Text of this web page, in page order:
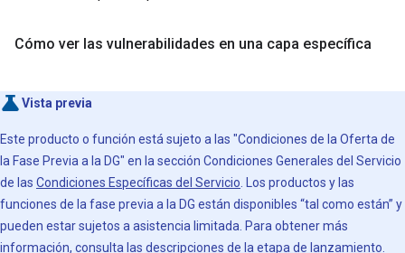
Cómo ver las vulnerabilidades en una capa específica
Vista previa
Este producto o función está sujeto a las "Condiciones de la Oferta de
la Fase Previa a la DG" en la sección Condiciones Generales del Servicio
de las Condiciones Específicas del Servicio. Los productos y las
funciones de la fase previa a la DG están disponibles “tal como están” y
pueden estar sujetos a asistencia limitada. Para obtener más
información, consulta las descripciones de la etapa de lanzamiento.